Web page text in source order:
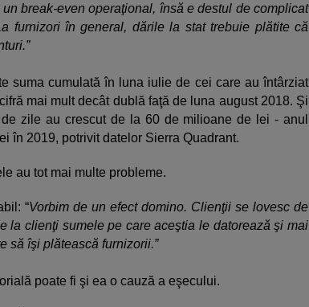
break-even operaţional, însă e destul de complicat
furnizori în general, dările la stat trebuie plătite că
suma cumulată în luna iulie de cei care au întârziat
mai mult decât dublă faţă de luna august 2018. Şi
zile au crescut de la 60 de milioane de lei - anul
în 2019, potrivit datelor Sierra Quadrant.
au tot mai multe probleme.
“Vorbim de un efect domino. Clienţii se lovesc de
la clienţi sumele pe care aceştia le datorează şi mai
să îşi plătească furnizorii.”
poate fi şi ea o cauză a eşecului.